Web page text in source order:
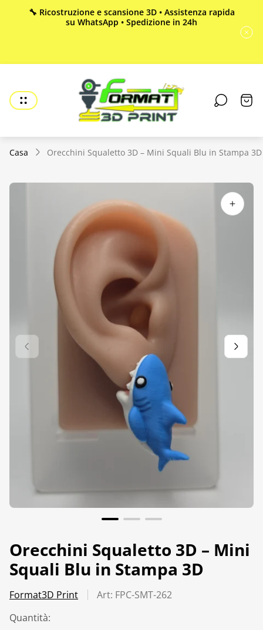
🔧 Ricostruzione e scansione 3D • Assistenza rapida
su WhatsApp • Spedizione in 24h
del
negozio"
del
Casa Orecchini Squaletto 3D – Mini Squali Blu in Stampa 3D
Orecchini Squaletto 3D – Mini
Squali Blu in Stampa 3D
Format3D Print
Art: FPC-SMT-262
Quantità: